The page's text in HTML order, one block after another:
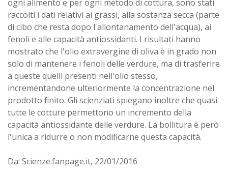
ogni alimento e per ogni metodo di cottura, sono stati
raccolti i dati relativi ai grassi, alla sostanza secca (parte
di cibo che resta dopo l'allontanamento dell'acqua), ai
fenoli e alle capacità antiossidanti. I risultati hanno
mostrato che l'olio extravergine di oliva è in grado non
solo di mantenere i fenoli delle verdure, ma di trasferire
a queste quelli presenti nell'olio stesso,
incrementandone ulteriormente la concentrazione nel
prodotto finito. Gli scienziati spiegano inoltre che quasi
tutte le cotture permettono un incremento della
capacità antiossidante delle verdure. La bollitura è però
l'unica a ridurre o non modificarne questa capacità.
Da: Scienze.fanpage.it, 22/01/2016